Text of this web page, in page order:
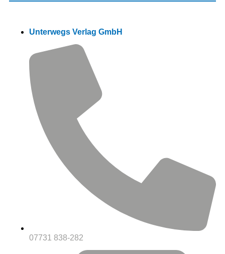
Unterwegs Verlag GmbH
07731 838-282